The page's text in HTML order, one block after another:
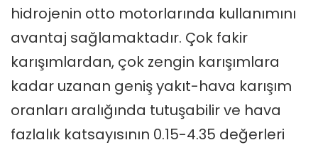
hidrojenin otto motorlarında kullanımını
avantaj sağlamaktadır. Çok fakir
karışımlardan, çok zengin karışımlara
kadar uzanan geniş yakıt-hava karışım
oranları aralığında tutuşabilir ve hava
fazlalık katsayısının 0.15-4.35 değerleri